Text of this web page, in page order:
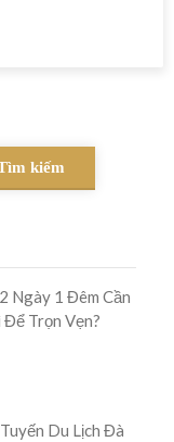
Ngày 1 Đêm Cần
Trọn Vẹn?
Du Lịch Đà